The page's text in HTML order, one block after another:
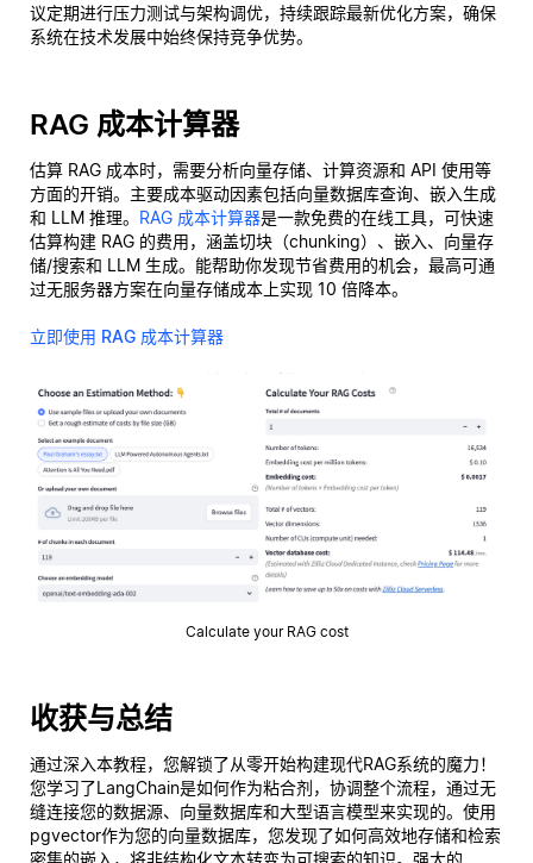
议定期进行压力测试与架构调优，持续跟踪最新优化方案，确保
系统在技术发展中始终保持竞争优势。
RAG 成本计算器
估算 RAG 成本时，需要分析向量存储、计算资源和 API 使用等
方面的开销。主要成本驱动因素包括向量数据库查询、嵌入生成
和 LLM 推理。 RAG 成本计算器是一款免费的在线工具，可快速
估算构建 RAG 的费用，涵盖切块（chunking）、嵌入、向量存
储/搜索和 LLM 生成。能帮助你发现节省费用的机会，最高可通
过无服务器方案在向量存储成本上实现 10 倍降本。
立即使用 RAG 成本计算器
Calculate your RAG cost
收获与总结
通过深入本教程，您解锁了从零开始构建现代RAG系统的魔力！
您学习了LangChain是如何作为粘合剂，协调整个流程，通过无
缝连接您的数据源、向量数据库和大型语言模型来实现的。使用
pgvector作为您的向量数据库，您发现了如何高效地存储和检索
密集的嵌入，将非结构化文本转变为可搜索的知识。强大的